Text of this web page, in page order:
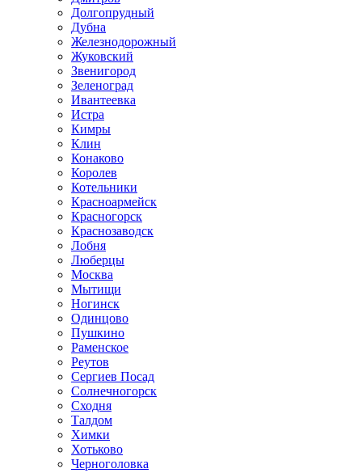
Долгопрудный
Дубна
Железнодорожный
Жуковский
Звенигород
Зеленоград
Ивантеевка
Истра
Кимры
Клин
Конаково
Королев
Котельники
Красноармейск
Красногорск
Краснозаводск
Лобня
Люберцы
Москва
Мытищи
Ногинск
Одинцово
Пушкино
Раменское
Реутов
Сергиев Посад
Солнечногорск
Сходня
Талдом
Химки
Хотьково
Черноголовка